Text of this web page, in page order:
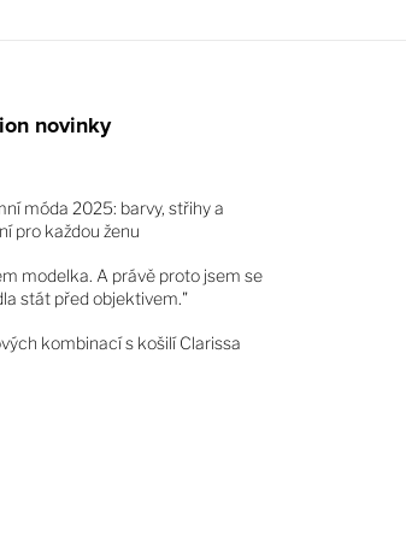
novinky
móda 2025: barvy, střihy a
pro každou ženu
modelka. A právě proto jsem se
stát před objektivem."
kombinací s košilí Clarissa